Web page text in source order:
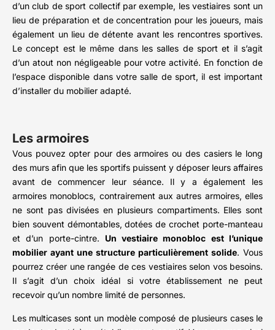
d’un club de sport collectif par exemple, les vestiaires sont un
lieu de préparation et de concentration pour les joueurs, mais
également un lieu de détente avant les rencontres sportives.
Le concept est le même dans les salles de sport et il s’agit
d’un atout non négligeable pour votre activité. En fonction de
l’espace disponible dans votre salle de sport, il est important
d’installer du mobilier adapté.
Les armoires
Vous pouvez opter pour des armoires ou des casiers le long
des murs afin que les sportifs puissent y déposer leurs affaires
avant de commencer leur séance. Il y a également les
armoires monoblocs, contrairement aux autres armoires, elles
ne sont pas divisées en plusieurs compartiments. Elles sont
bien souvent démontables, dotées de crochet porte-manteau
et d’un porte-cintre. Un vestiaire monobloc est l’unique
mobilier ayant une structure particulièrement solide. Vous
pourrez créer une rangée de ces vestiaires selon vos besoins.
Il s’agit d’un choix idéal si votre établissement ne peut
recevoir qu’un nombre limité de personnes.
Les multicases sont un modèle composé de plusieurs cases le